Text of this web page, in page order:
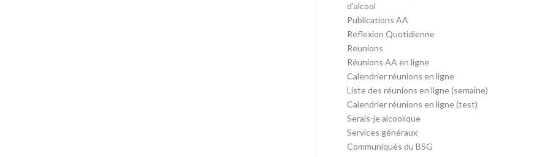
d’alcool
Publications AA
Reflexion Quotidienne
Reunions
Réunions AA en ligne
Calendrier réunions en ligne
Liste des réunions en ligne (semaine)
Calendrier réunions en ligne (test)
Serais-je alcoolique
Services généraux
Communiqués du BSG